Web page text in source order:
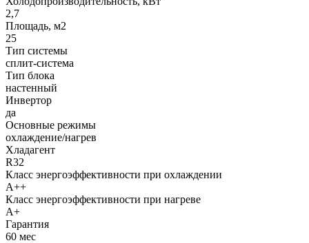
2,7
Площадь, м2
25
Тип системы
сплит-система
Тип блока
настенный
Инвертор
да
Основные режимы
охлаждение/нагрев
Хладагент
R32
Класс энергоэффективности при охлаждении
A++
Класс энергоэффективности при нагреве
A+
Гарантия
60 мес